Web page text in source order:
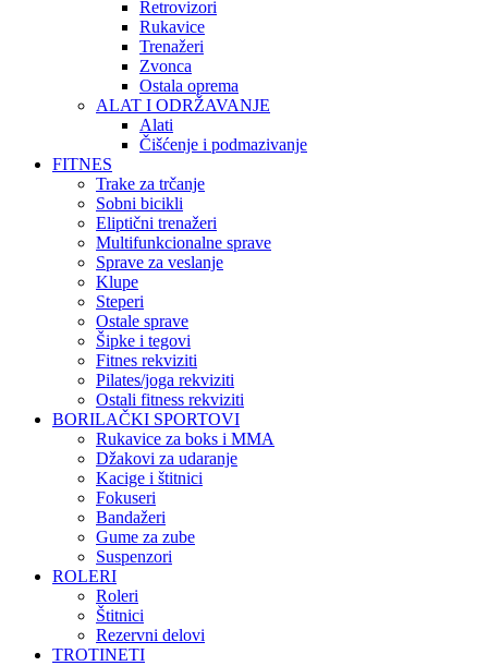
Retrovizori
Rukavice
Trenažeri
Zvonca
Ostala oprema
ALAT I ODRŽAVANJE
Alati
Čišćenje i podmazivanje
FITNES
Trake za trčanje
Sobni bicikli
Eliptični trenažeri
Multifunkcionalne sprave
Sprave za veslanje
Klupe
Steperi
Ostale sprave
Šipke i tegovi
Fitnes rekviziti
Pilates/joga rekviziti
Ostali fitness rekviziti
BORILAČKI SPORTOVI
Rukavice za boks i MMA
Džakovi za udaranje
Kacige i štitnici
Fokuseri
Bandažeri
Gume za zube
Suspenzori
ROLERI
Roleri
Štitnici
Rezervni delovi
TROTINETI